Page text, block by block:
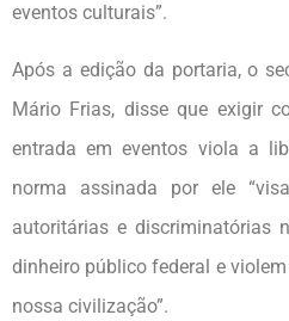
eventos culturais”.
Após a edição da portaria, o
Mário Frias, disse que exigir
entrada em eventos viola a
norma assinada por ele
autoritárias e discriminatórias
dinheiro público federal e
nossa civilização”.